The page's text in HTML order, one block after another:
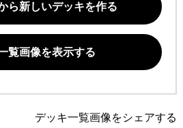
ら新しいデッキを作る
覧画像を表示する
デッキ一覧画像をシェアする